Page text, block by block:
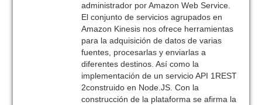
administrador por Amazon Web Service.
El conjunto de servicios agrupados en
Amazon Kinesis nos ofrece herramientas
para la adquisición de datos de varias
fuentes, procesarlas y enviarlas a
diferentes destinos. Así como la
implementación de un servicio API 1REST
2construido en Node.JS. Con la
construcción de la plataforma se afirma la